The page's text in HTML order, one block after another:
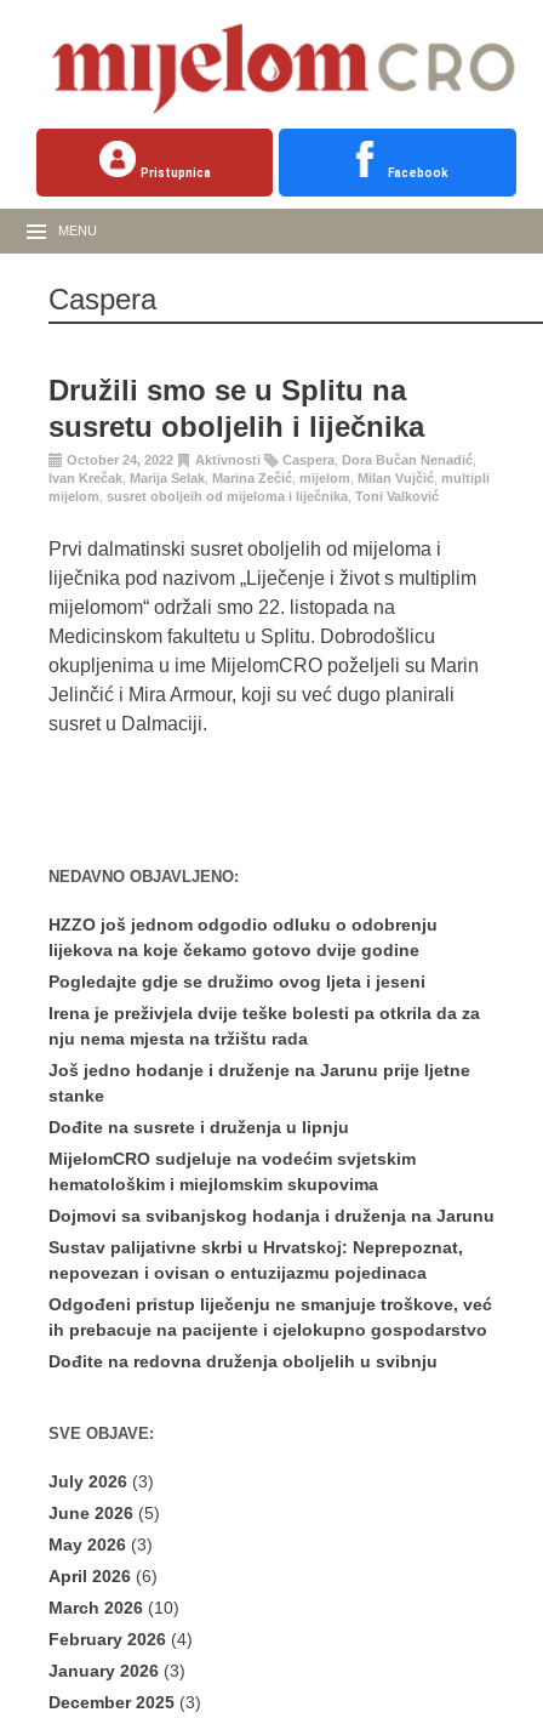
Pristupnica Facebook
MENU
Caspera
Družili smo se u Splitu na
susretu oboljelih i liječnika
October 24, 2022 Aktivnosti Caspera Dora Bučan Nenadić
Ivan Krečak Marija Selak Marina Zečić mijelom Milan Vujčić multipli
mijelom susret oboljeih od mijeloma i liječnika Toni Valković
Prvi dalmatinski susret oboljelih od mijeloma i
liječnika pod nazivom „Liječenje i život s multiplim
mijelomom“ održali smo 22. listopada na
Medicinskom fakultetu u Splitu. Dobrodošlicu
okupljenima u ime MijelomCRO poželjeli su Marin
Jelinčić i Mira Armour, koji su već dugo planirali
susret u Dalmaciji.
NEDAVNO OBJAVLJENO:
HZZO još jednom odgodio odluku o odobrenju
lijekova na koje čekamo gotovo dvije godine
Pogledajte gdje se družimo ovog ljeta i jeseni
Irena je preživjela dvije teške bolesti pa otkrila da za
nju nema mjesta na tržištu rada
Još jedno hodanje i druženje na Jarunu prije ljetne
stanke
Dođite na susrete i druženja u lipnju
MijelomCRO sudjeluje na vodećim svjetskim
hematološkim i miejlomskim skupovima
Dojmovi sa svibanjskog hodanja i druženja na Jarunu
Sustav palijativne skrbi u Hrvatskoj: Neprepoznat,
nepovezan i ovisan o entuzijazmu pojedinaca
Odgođeni pristup liječenju ne smanjuje troškove, već
ih prebacuje na pacijente i cjelokupno gospodarstvo
Dođite na redovna druženja oboljelih u svibnju
SVE OBJAVE:
July 2026 (3)
June 2026 (5)
May 2026 (3)
April 2026 (6)
March 2026 (10)
February 2026 (4)
January 2026 (3)
December 2025 (3)